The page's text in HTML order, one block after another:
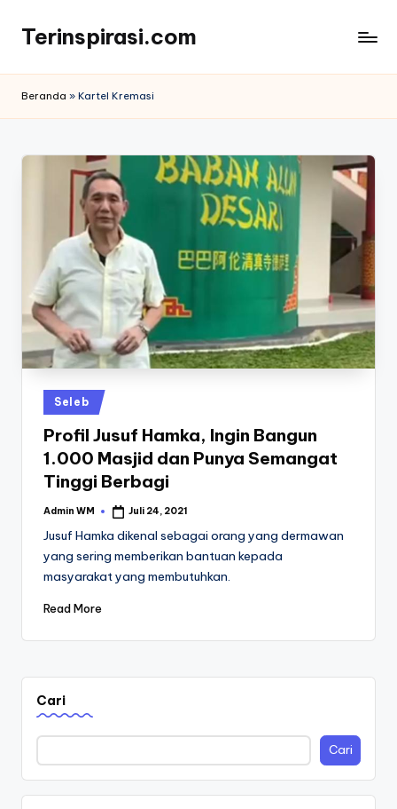
content
Terinspirasi.com
Terkini
Beranda » Kartel Kremasi
Posted
in
Seleb
Profil Jusuf Hamka, Ingin Bangun
1.000 Masjid dan Punya Semangat
Tinggi Berbagi
Posted
Admin WM Juli 24, 2021
Jusuf Hamka dikenal sebagai orang yang dermawan
yang sering memberikan bantuan kepada
masyarakat yang membutuhkan.
Read More
Cari
Cari